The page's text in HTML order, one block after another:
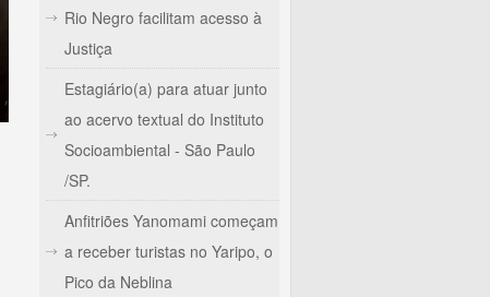
Rio Negro facilitam acesso à
Justiça
Estagiário(a) para atuar junto
ao acervo textual do Instituto
Socioambiental - São Paulo
/SP.
Anfitriões Yanomami começam
a receber turistas no Yaripo, o
Pico da Neblina